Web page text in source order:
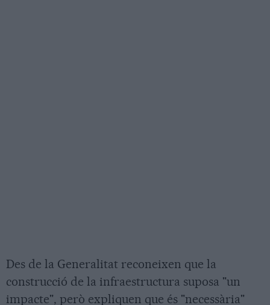
Des de la Generalitat reconeixen que la
construcció de la infraestructura suposa "un
impacte", però expliquen que és "necessària"